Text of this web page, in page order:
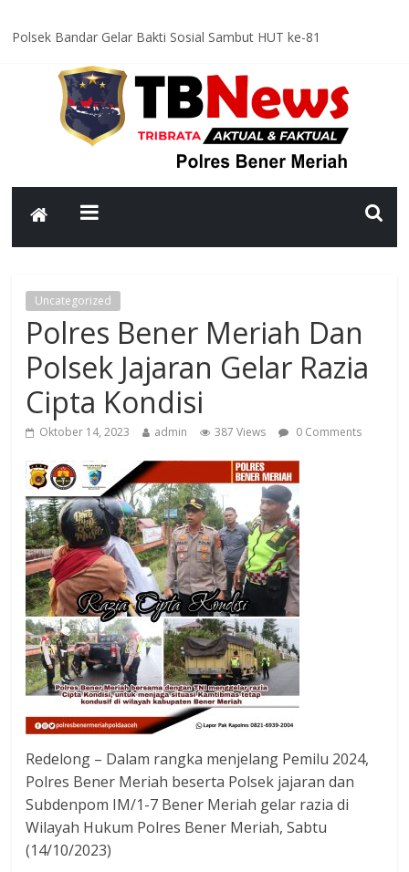
Polsek Bandar Gelar Bakti Sosial Sambut HUT ke-81
Satlantas Polres Bener Meriah Intensifkan Patroli Malam, Cegah
Balap Liar dan Tekan Angka Kecelakaan
Asah Kemampuan Personel, Polres Bener Meriah Gelar Latihan
Dalmas Tingkatkan Kesiapsiagaan Hadapi Gangguan Kamtibmas
Patroli Malam Polsek Wih Pesam Intensifkan Antisipasi
Ajak Warga Tingkatkan Kewaspadaan dan Jaga Kamtibmas
Uncategorized
Polres Bener Meriah Dan
Polsek Jajaran Gelar Razia
Cipta Kondisi
Oktober 14, 2023 admin 387 Views 0 Comments
Redelong – Dalam rangka menjelang Pemilu 2024,
Polres Bener Meriah beserta Polsek jajaran dan
Subdenpom IM/1-7 Bener Meriah gelar razia di
Wilayah Hukum Polres Bener Meriah, Sabtu
(14/10/2023)